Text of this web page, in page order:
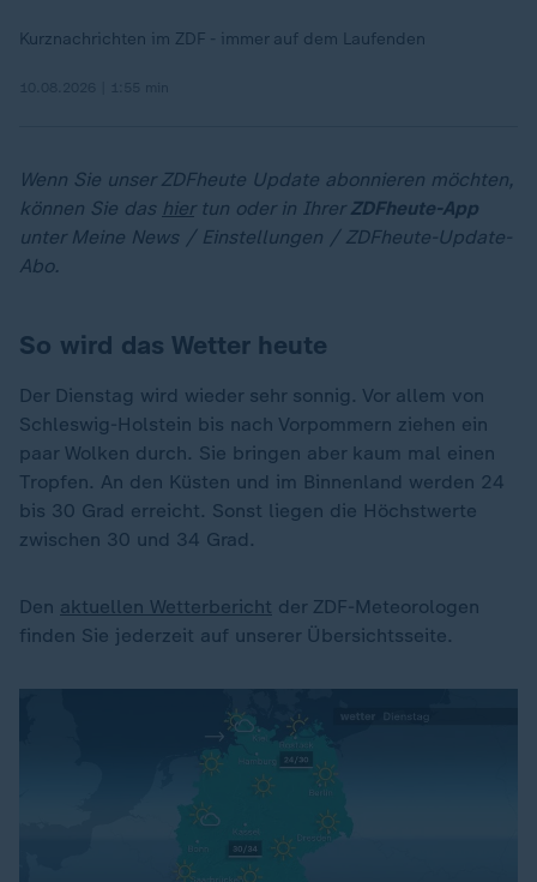
Kurznachrichten im ZDF - immer auf dem Laufenden
Wenn Sie unser ZDFheute Update abonnieren möchten,
können Sie das hiertun oder in Ihrer ZDFheute-App
unter Meine News / Einstellungen / ZDFheute-Update-
Abo.
So wird das Wetter heute
Der Dienstag wird wieder sehr sonnig. Vor allem von
Schleswig-Holstein bis nach Vorpommern ziehen ein
paar Wolken durch. Sie bringen aber kaum mal einen
Tropfen. An den Küsten und im Binnenland werden 24
bis 30 Grad erreicht. Sonst liegen die Höchstwerte
zwischen 30 und 34 Grad.
Den aktuellen Wetterbericht der ZDF-Meteorologen
finden Sie jederzeit auf unserer Übersichtsseite.